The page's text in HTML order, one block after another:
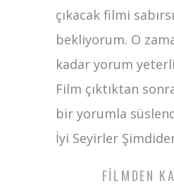
çıkacak filmi
bekliyorum. O
kadar yorum
Film çıktıktan
bir yorumla
İyi Seyirler
FILMDEN